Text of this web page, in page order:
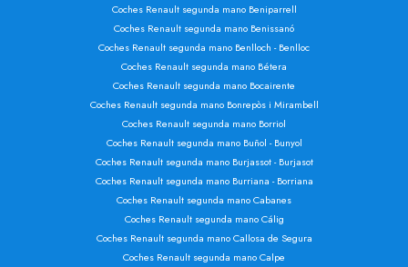
Coches Renault segunda mano Beniparrell
Coches Renault segunda mano Benissanó
Coches Renault segunda mano Benlloch - Benlloc
Coches Renault segunda mano Bétera
Coches Renault segunda mano Bocairente
Coches Renault segunda mano Bonrepòs i Mirambell
Coches Renault segunda mano Borriol
Coches Renault segunda mano Buñol - Bunyol
Coches Renault segunda mano Burjassot - Burjasot
Coches Renault segunda mano Burriana - Borriana
Coches Renault segunda mano Cabanes
Coches Renault segunda mano Cálig
Coches Renault segunda mano Callosa de Segura
Coches Renault segunda mano Calpe